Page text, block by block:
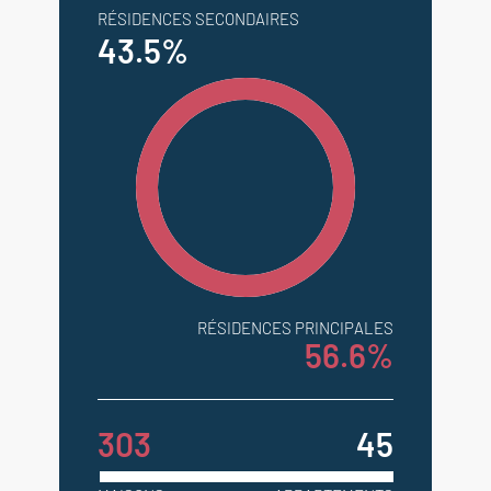
RÉSIDENCES SECONDAIRES
43.5%
RÉSIDENCES PRINCIPALES
56.6%
303 45